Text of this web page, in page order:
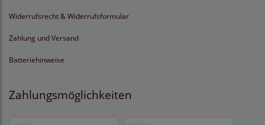
Widerrufsrecht & Widerrufsformular
Zahlung und Versand
Batteriehinweise
Zahlungsmöglichkeiten